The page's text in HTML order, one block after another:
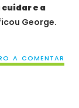
e a
George.
A COMENTAR